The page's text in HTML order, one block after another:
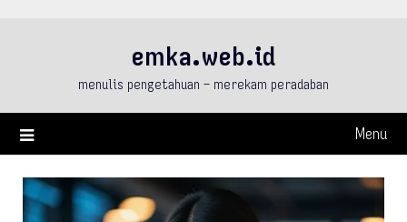
emka.web.id
menulis pengetahuan – merekam peradaban
Menu